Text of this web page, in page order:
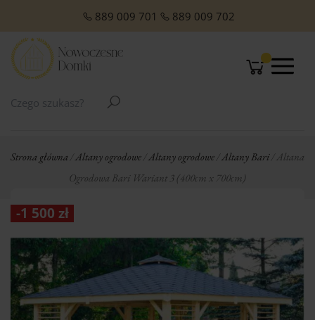
889 009 701 889 009 702
Strona główna Altany ogrodowe Altany ogrodowe Altany Bari/ Altana
Ogrodowa Bari Wariant 3 (400cm x 700cm)
-1 500 zł